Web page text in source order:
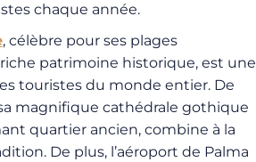
chaque année.
, célèbre pour ses plages
patrimoine historique, est une
touristes du monde entier. De
magnifique cathédrale gothique
quartier ancien, combine à la
De plus, l’aéroport de Palma